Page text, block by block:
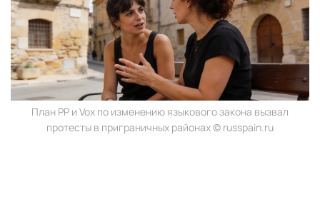
План PP и Vox по изменению языкового закона вызвал
протесты в приграничных районах © russpain.ru